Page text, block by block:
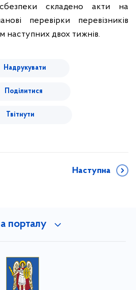
складено акти на
перевірки перевізників
наступних двох тижнів.
Надрукувати
Поділитися
Твітнути
Наступна
порталу